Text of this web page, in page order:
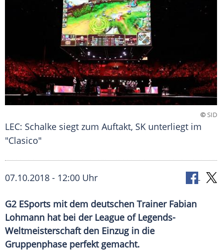
©SID
LEC: Schalke siegt zum Auftakt, SK unterliegt im
"Clasico"
07.10.2018 - 12:00 Uhr
G2 ESports mit dem deutschen Trainer Fabian
Lohmann hat bei der League of Legends-
Weltmeisterschaft den Einzug in die
Gruppenphase perfekt gemacht.